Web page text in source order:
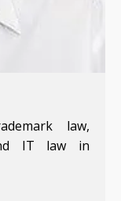
law,
IT law in